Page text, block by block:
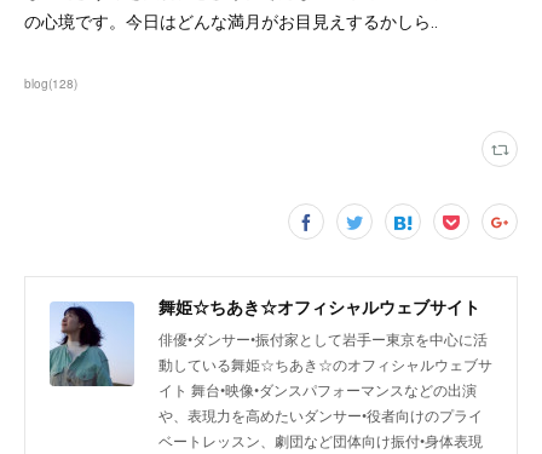
の心境です。今日はどんな満月がお目見えするかしら‥
blog(128)
舞姫☆ちあき☆オフィシャルウェブサイト
俳優•ダンサー•振付家として岩手ー東京を中心に活
動している舞姫☆ちあき☆のオフィシャルウェブサ
イト 舞台•映像•ダンスパフォーマンスなどの出演
や、表現力を高めたいダンサー•役者向けのプライ
ベートレッスン、劇団など団体向け振付•身体表現